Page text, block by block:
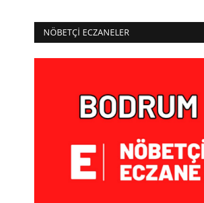
NÖBETÇI ECZANELER